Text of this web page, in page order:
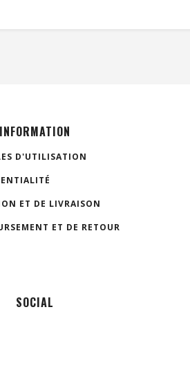
INFORMATION
D'UTILISATION
ET DE LIVRAISON
ET DE RETOUR
SOCIAL